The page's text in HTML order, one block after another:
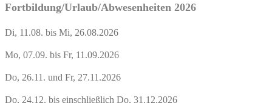
Fortbildung/Urlaub/Abwesenheiten 2026
Di, 11.08. bis Mi, 26.08.2026
Mo, 07.09. bis Fr, 11.09.2026
Do, 26.11. und Fr, 27.11.2026
Do, 24.12. bis einschließlich Do, 31.12.2026